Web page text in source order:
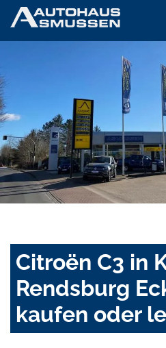
Citroën C3 in
Rendsburg
kaufen oder